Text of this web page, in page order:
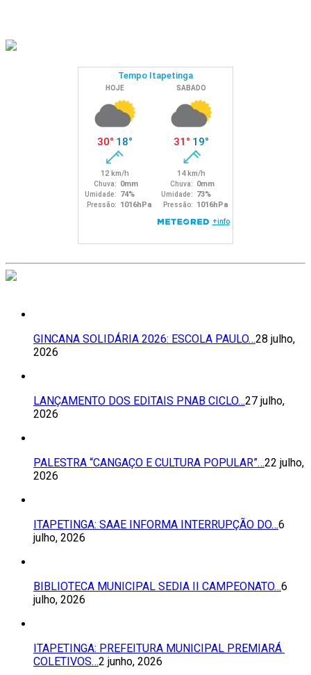
GINCANA SOLIDÁRIA 2026: ESCOLA PAULO…28 julho,
2026
LANÇAMENTO DOS EDITAIS PNAB CICLO…27 julho,
2026
PALESTRA “CANGAÇO E CULTURA POPULAR”…22 julho,
2026
ITAPETINGA: SAAE INFORMA INTERRUPÇÃO DO…6
julho, 2026
BIBLIOTECA MUNICIPAL SEDIA II CAMPEONATO…6
julho, 2026
ITAPETINGA: PREFEITURA MUNICIPAL PREMIARÁ
COLETIVOS…2 junho, 2026